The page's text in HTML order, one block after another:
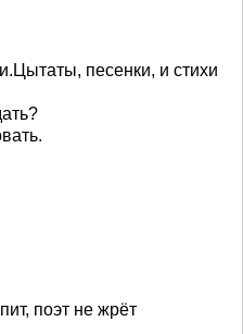
песенки, и стихи
поэт не жрёт